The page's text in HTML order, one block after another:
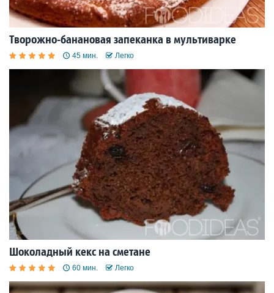
Творожно-банановая запеканка в мультиварке
45 мин. Легко
Шоколадный кекс на сметане
60 мин. Легко